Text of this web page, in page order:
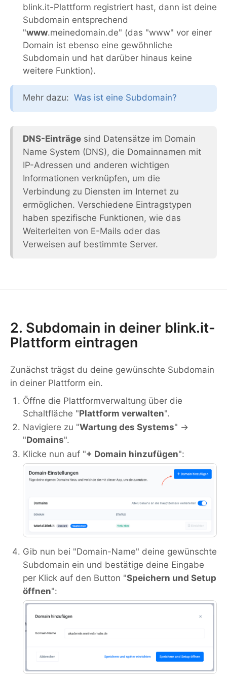
blink.it-Plattform registriert hast, dann ist deine
Subdomain entsprechend
"www.meinedomain.de" (das "www" vor einer
Domain ist ebenso eine gewöhnliche
Subdomain und hat darüber hinaus keine
weitere Funktion).
Mehr dazu: Was ist eine Subdomain?
DNS-Einträge sind Datensätze im Domain
Name System (DNS), die Domainnamen mit
IP-Adressen und anderen wichtigen
Informationen verknüpfen, um die
Verbindung zu Diensten im Internet zu
ermöglichen. Verschiedene Eintragstypen
haben spezifische Funktionen, wie das
Weiterleiten von E-Mails oder das
Verweisen auf bestimmte Server.
2. Subdomain in deiner blink.it-
Plattform eintragen
Zunächst trägst du deine gewünschte Subdomain
in deiner Plattform ein.
Öffne die Plattformverwaltung über die
Schaltfläche "Plattform verwalten".
Navigiere zu "Wartung des Systems" →
"Domains".
Klicke nun auf "+ Domain hinzufügen":
Gib nun bei "Domain-Name" deine gewünschte
Subdomain ein und bestätige deine Eingabe
per Klick auf den Button "Speichern und Setup
öffnen":